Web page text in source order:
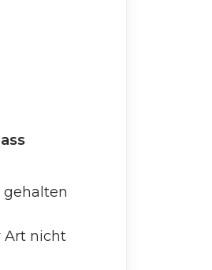
gehalten
Art nicht